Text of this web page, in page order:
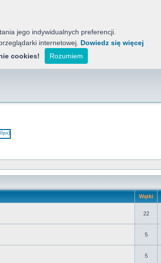
Banici Azjatyckich Motocykli
motocykli, jak również koreańskich, indyjskich i
Wątki
22
5
5
jego indywidualnych preferencji.
internetowej. Dowiedz się więcej
cookies!
Rozumiem